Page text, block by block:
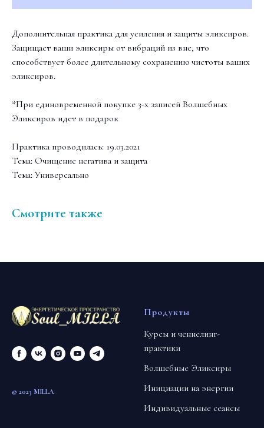
Дополнительная практика для усиления и защиты эликсиров.
Защищает ваши эликсиры от вибраций из вне, что
способствует более длительному сохранению чистоты ваших
эликсиров.
*При единовременной покупке 3-х записей Волшебных
Эликсиров идет в подарок
Практика проводилась: 19.03.2021
Тема: Очищение негатива и защита
Тема: Универсально
Смотрите также
© 2023 MILLA
Продукты
Курсы и ченнелинг-
практики
Волшебные Эликсиры
Инициации на энергии
Индивидуальные сеансы